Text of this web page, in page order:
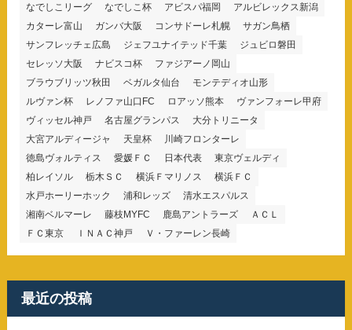
なでしこリーグ なでしこ杯 アビスパ福岡
アルビレックス新潟
カターレ富山
ガンバ大阪 コンサドーレ札幌
サガン鳥栖
サンフレッチェ広島
ジェフユナイテッド千葉
ジュビロ磐田
セレッソ大阪
ナビスコ杯
ファジアーノ岡山
ブラウブリッツ秋田
ベガルタ仙台
モンテディオ山形
ルヴァン杯
レノファ山口FC ロアッソ熊本
ヴァンフォーレ甲府
ヴィッセル神戸
名古屋グランパス
大分トリニータ
大宮アルディージャ
天皇杯
川崎フロンターレ
徳島ヴォルティス
愛媛ＦＣ 日本代表
東京ヴェルディ
柏レイソル
栃木ＳＣ 横浜Ｆマリノス
横浜ＦＣ
水戸ホーリーホック
浦和レッズ
清水エスパルス
湘南ベルマーレ
藤枝MYFC 鹿島アントラーズ
ＡＣＬ
ＦＣ東京
ＩＮＡＣ神戸 Ｖ・ファーレン長崎
最近の投稿